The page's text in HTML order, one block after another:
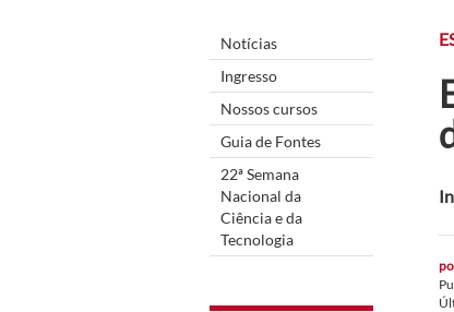
Notícias
Ingresso
Nossos cursos
Guia de Fontes
22ª Semana
Nacional da
Ciência e da
Tecnologia